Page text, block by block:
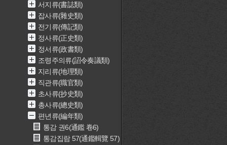
서지류(書誌類)
잡사류(雜史類)
전기류(傳記類)
정사류(正史類)
정서류(政書類)
조령주의류(詔令奏議類)
지리류(地理類)
직관류(職官類)
초사류(抄史類)
총사류(總史類)
편년류(編年類)
통감 권6(通鑑 卷6)
통감집람 57(通鑑輯覽 57)